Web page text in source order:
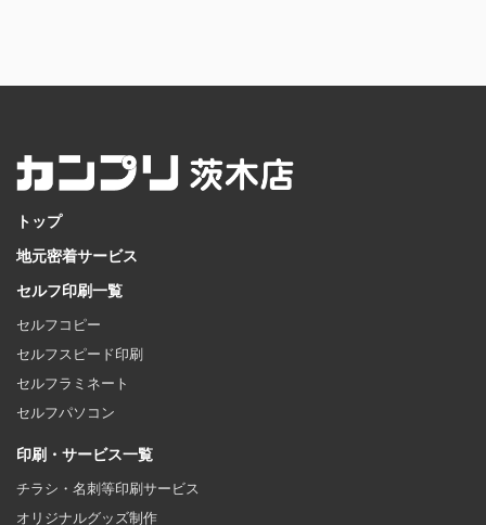
トップ
地元密着サービス
セルフ印刷一覧
セルフコピー
セルフスピード印刷
セルフラミネート
セルフパソコン
印刷・サービス一覧
チラシ・名刺等印刷サービス
オリジナルグッズ制作